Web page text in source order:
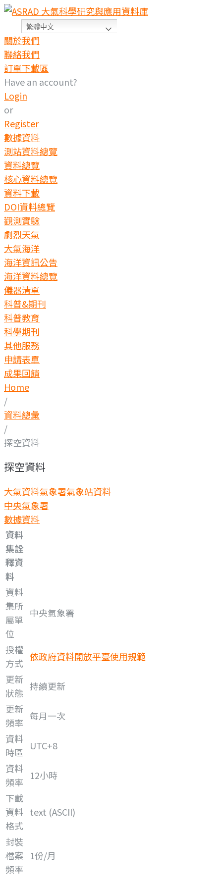
繁體中文
關於我們
聯絡我們
訂單下載區
Have an account?
Login
or
Register
數據資料
測站資料總覽
資料總覽
核心資料總覽
資料下載
DOI資料總覽
觀測實驗
劇烈天氣
大氣海洋
海洋資訊公告
海洋資料總覽
儀器清單
科普&期刊
科普教育
科學期刊
其他服務
申請表單
成果回饋
Home
/
資料總彙
/
探空資料
探空資料
大氣資料氣象署氣象站資料
中央氣象署
數據資料
資料
集詮
釋資
料
資料
集所
屬單
位
中央氣象署
授權
方式
依政府資料開放平臺使用規範
更新
狀態
持續更新
更新
頻率
每月一次
資料
時區
UTC+8
資料
頻率
12小時
下載
資料
格式
text (ASCII)
封裝
檔案
頻率
1份/月